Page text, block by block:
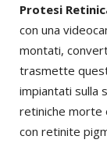
Protesi
con una
montati,
trasmette
impiantati sulla
retiniche morte
con retinite